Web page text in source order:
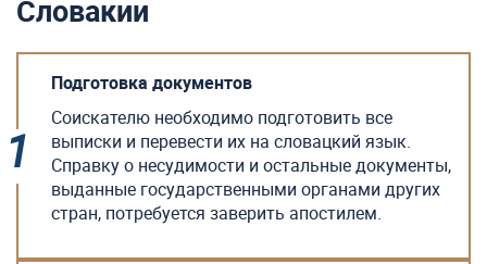
Словакии
Подготовка документов
Соискателю необходимо подготовить все
выписки и перевести их на словацкий язык.
Справку о несудимости и остальные документы,
выданные государственными органами других
стран, потребуется заверить апостилем.